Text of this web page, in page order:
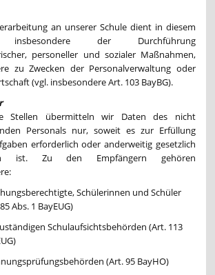
an unserer Schule dient in diesem
insbesondere der Durchführung
personeller und sozialer Maßnahmen,
zu Zwecken der Personalverwaltung oder
(vgl. insbesondere Art. 103 BayBG).
Stellen übermitteln wir Daten des nicht
Personals nur, soweit es zur Erfüllung
erforderlich oder anderweitig gesetzlich
ist. Zu den Empfängern gehören
Schülerinnen und Schüler
Abs. 1 BayEUG)
Schulaufsichtsbehörden (Art. 113
(Art. 95 BayHO)